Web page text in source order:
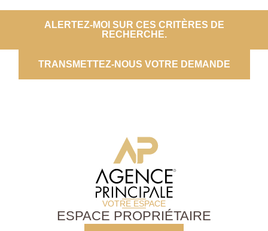
ALERTEZ-MOI SUR CES CRITÈRES DE
RECHERCHE.
TRANSMETTEZ-NOUS VOTRE DEMANDE
VOTRE ESPACE
ESPACE PROPRIÉTAIRE